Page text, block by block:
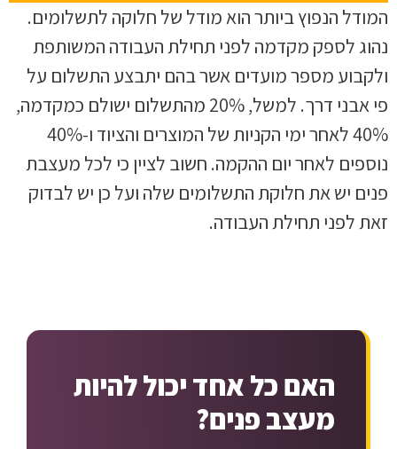
המודל הנפוץ ביותר הוא מודל של חלוקה לתשלומים.
נהוג לספק מקדמה לפני תחילת העבודה המשותפת
ולקבוע מספר מועדים אשר בהם יתבצע התשלום על
פי אבני דרך. למשל, 20% מהתשלום ישולם כמקדמה,
40% לאחר ימי הקניות של המוצרים והציוד ו-40%
נוספים לאחר יום ההקמה. חשוב לציין כי לכל מעצבת
פנים יש את חלוקת התשלומים שלה ועל כן יש לבדוק
זאת לפני תחילת העבודה.
האם כל אחד יכול להיות
מעצב פנים?